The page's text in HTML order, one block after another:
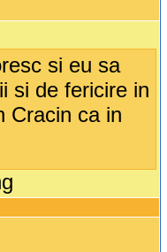
si eu sa
si de fericire in
Cracin ca in